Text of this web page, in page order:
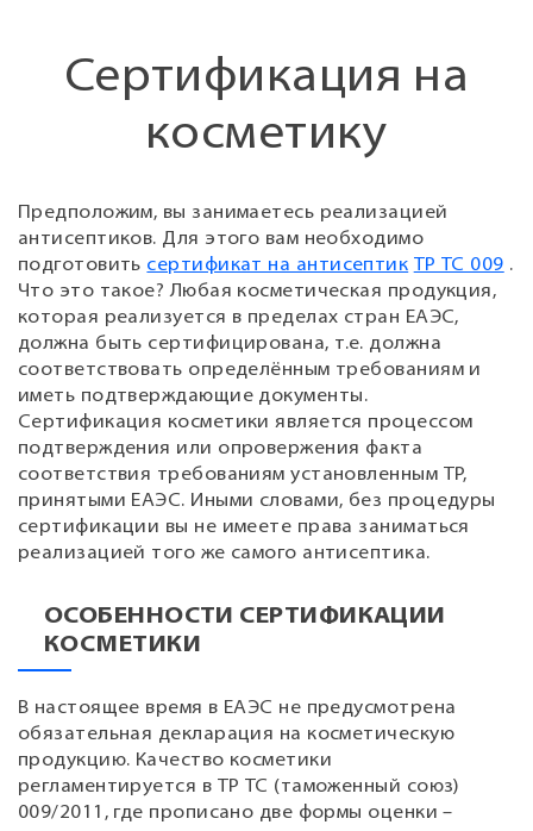
Сертификация на
косметику
Предположим, вы занимаетесь реализацией
антисептиков. Для этого вам необходимо
подготовить сертификат на антисептик ТР ТС 009 .
Что это такое? Любая косметическая продукция,
которая реализуется в пределах стран ЕАЭС,
должна быть сертифицирована, т.е. должна
соответствовать определённым требованиям и
иметь подтверждающие документы.
Сертификация косметики является процессом
подтверждения или опровержения факта
соответствия требованиям установленным ТР,
принятыми ЕАЭС. Иными словами, без процедуры
сертификации вы не имеете права заниматься
реализацией того же самого антисептика.
ОСОБЕННОСТИ СЕРТИФИКАЦИИ
КОСМЕТИКИ
В настоящее время в ЕАЭС не предусмотрена
обязательная декларация на косметическую
продукцию. Качество косметики
регламентируется в ТР ТС (таможенный союз)
009/2011, где прописано две формы оценки –